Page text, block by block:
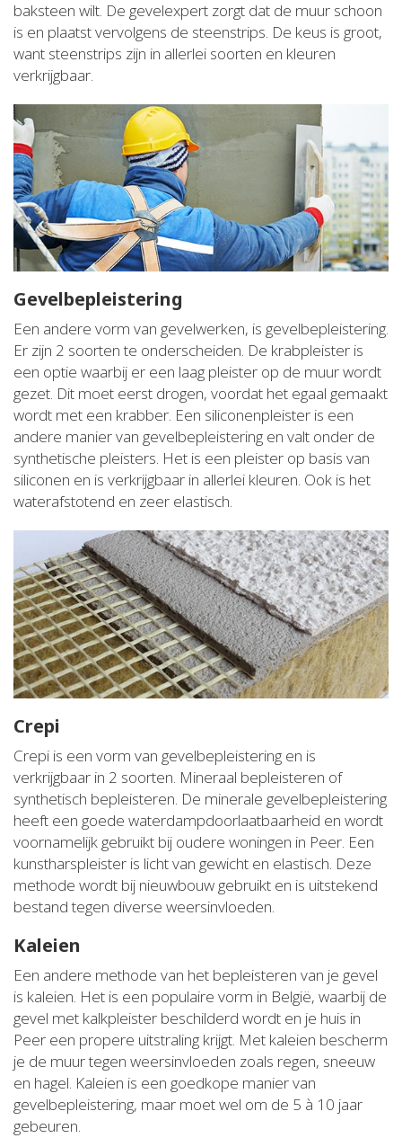
baksteen wilt. De gevelexpert zorgt dat de muur schoon
is en plaatst vervolgens de steenstrips. De keus is groot,
want steenstrips zijn in allerlei soorten en kleuren
verkrijgbaar.
Gevelbepleistering
Een andere vorm van gevelwerken, is gevelbepleistering.
Er zijn 2 soorten te onderscheiden. De krabpleister is
een optie waarbij er een laag pleister op de muur wordt
gezet. Dit moet eerst drogen, voordat het egaal gemaakt
wordt met een krabber. Een siliconenpleister is een
andere manier van gevelbepleistering en valt onder de
synthetische pleisters. Het is een pleister op basis van
siliconen en is verkrijgbaar in allerlei kleuren. Ook is het
waterafstotend en zeer elastisch.
Crepi
Crepi is een vorm van gevelbepleistering en is
verkrijgbaar in 2 soorten. Mineraal bepleisteren of
synthetisch bepleisteren. De minerale gevelbepleistering
heeft een goede waterdampdoorlaatbaarheid en wordt
voornamelijk gebruikt bij oudere woningen in Peer. Een
kunstharspleister is licht van gewicht en elastisch. Deze
methode wordt bij nieuwbouw gebruikt en is uitstekend
bestand tegen diverse weersinvloeden.
Kaleien
Een andere methode van het bepleisteren van je gevel
is kaleien. Het is een populaire vorm in België, waarbij de
gevel met kalkpleister beschilderd wordt en je huis in
Peer een propere uitstraling krijgt. Met kaleien bescherm
je de muur tegen weersinvloeden zoals regen, sneeuw
en hagel. Kaleien is een goedkope manier van
gevelbepleistering, maar moet wel om de 5 à 10 jaar
gebeuren.